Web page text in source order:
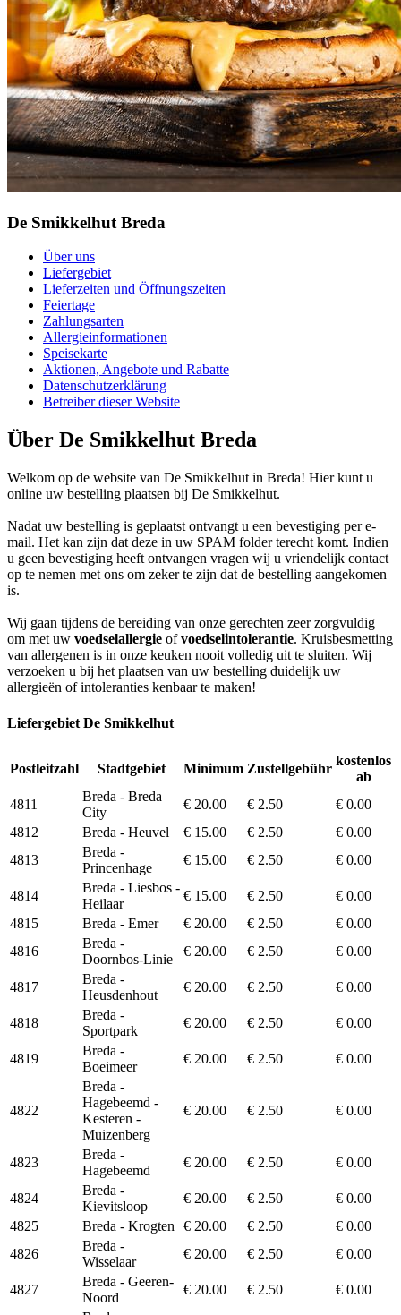
De Smikkelhut Breda
Über uns
Liefergebiet
Lieferzeiten und Öffnungszeiten
Feiertage
Zahlungsarten
Allergieinformationen
Speisekarte
Aktionen, Angebote und Rabatte
Datenschutzerklärung
Betreiber dieser Website
Über De Smikkelhut Breda
Welkom op de website van De Smikkelhut in Breda! Hier kunt u
online uw bestelling plaatsen bij De Smikkelhut.
Nadat uw bestelling is geplaatst ontvangt u een bevestiging per e-
mail. Het kan zijn dat deze in uw SPAM folder terecht komt. Indien
u geen bevestiging heeft ontvangen vragen wij u vriendelijk contact
op te nemen met ons om zeker te zijn dat de bestelling aangekomen
is.
Wij gaan tijdens de bereiding van onze gerechten zeer zorgvuldig
om met uw voedselallergie ofvoedselintolerantie. Kruisbesmetting
van allergenen is in onze keuken nooit volledig uit te sluiten. Wij
verzoeken u bij het plaatsen van uw bestelling duidelijk uw
allergieën of intoleranties kenbaar te maken!
Liefergebiet De Smikkelhut
Postleitzahl Stadtgebiet Minimum Zustellgebühr
kostenlos
ab
4811
Breda - Breda
City
€ 20.00 € 2.50
€ 0.00
4812
Breda - Heuvel € 15.00 € 2.50
€ 0.00
4813
Breda -
Princenhage
€ 15.00 € 2.50 € 0.00
4814
Breda - Liesbos -
Heilaar
€ 15.00 € 2.50
€ 0.00
4815
Breda - Emer € 20.00 € 2.50
€ 0.00
4816
Breda -
Doornbos-Linie
€ 20.00 € 2.50 € 0.00
4817
Breda -
Heusdenhout
€ 20.00 € 2.50 € 0.00
4818
Breda -
Sportpark
€ 20.00 € 2.50 € 0.00
4819
Breda -
Boeimeer
€ 20.00 € 2.50 € 0.00
4822
Breda -
Hagebeemd -
Kesteren -
Muizenberg
€ 20.00 € 2.50 € 0.00
4823
Breda -
Hagebeemd
€ 20.00 € 2.50 € 0.00
4824
Breda -
Kievitsloop
€ 20.00 € 2.50
€ 0.00
4825
Breda - Krogten € 20.00 € 2.50
€ 0.00
4826
Breda -
Wisselaar
€ 20.00 € 2.50 € 0.00
4827
Breda - Geeren-
Noord
€ 20.00 € 2.50
€ 0.00